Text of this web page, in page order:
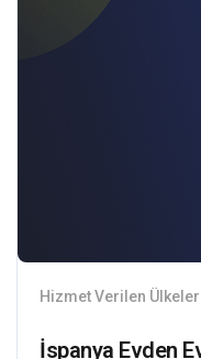
Hizmet Verilen Ülkeler
İspanya Evden